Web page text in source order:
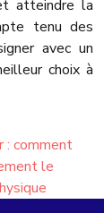
atteindre la
tenu des
avec un
choix à
: comment
le